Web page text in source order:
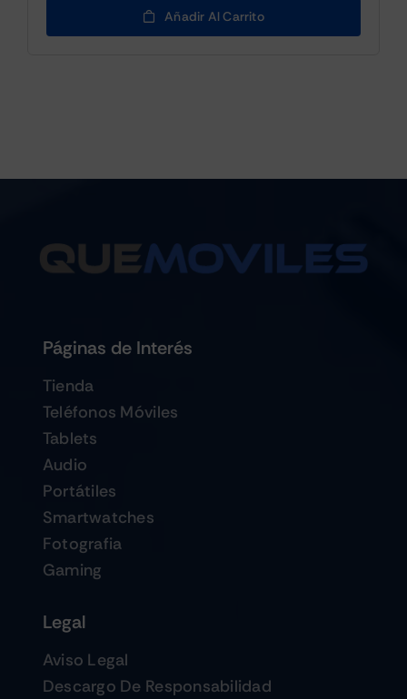
Añadir Al Carrito
Páginas de Interés
Tienda
Teléfonos Móviles
Tablets
Audio
Portátiles
Smartwatches
Fotografia
Gaming
Legal
Aviso Legal
Descargo De Responsabilidad